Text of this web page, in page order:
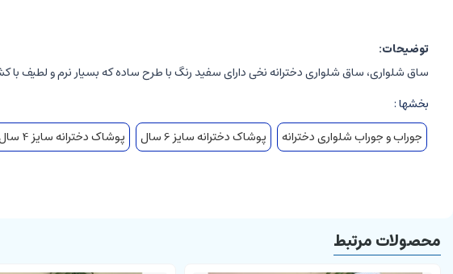
توضیحات:
ساق شلواری، ساق شلواری دخترانه نخی دارای سفید رنگ با طرح ساده که بسیار نرم و لطیف با کشسانی بالا می باشد. سن درج شده
بخشها :
جوراب و جوراب شلواری دخترانه
پوشاک دخترانه سایز 6 سال پوشاک دخترانه سایز 4 سال
محصولات مرتبط